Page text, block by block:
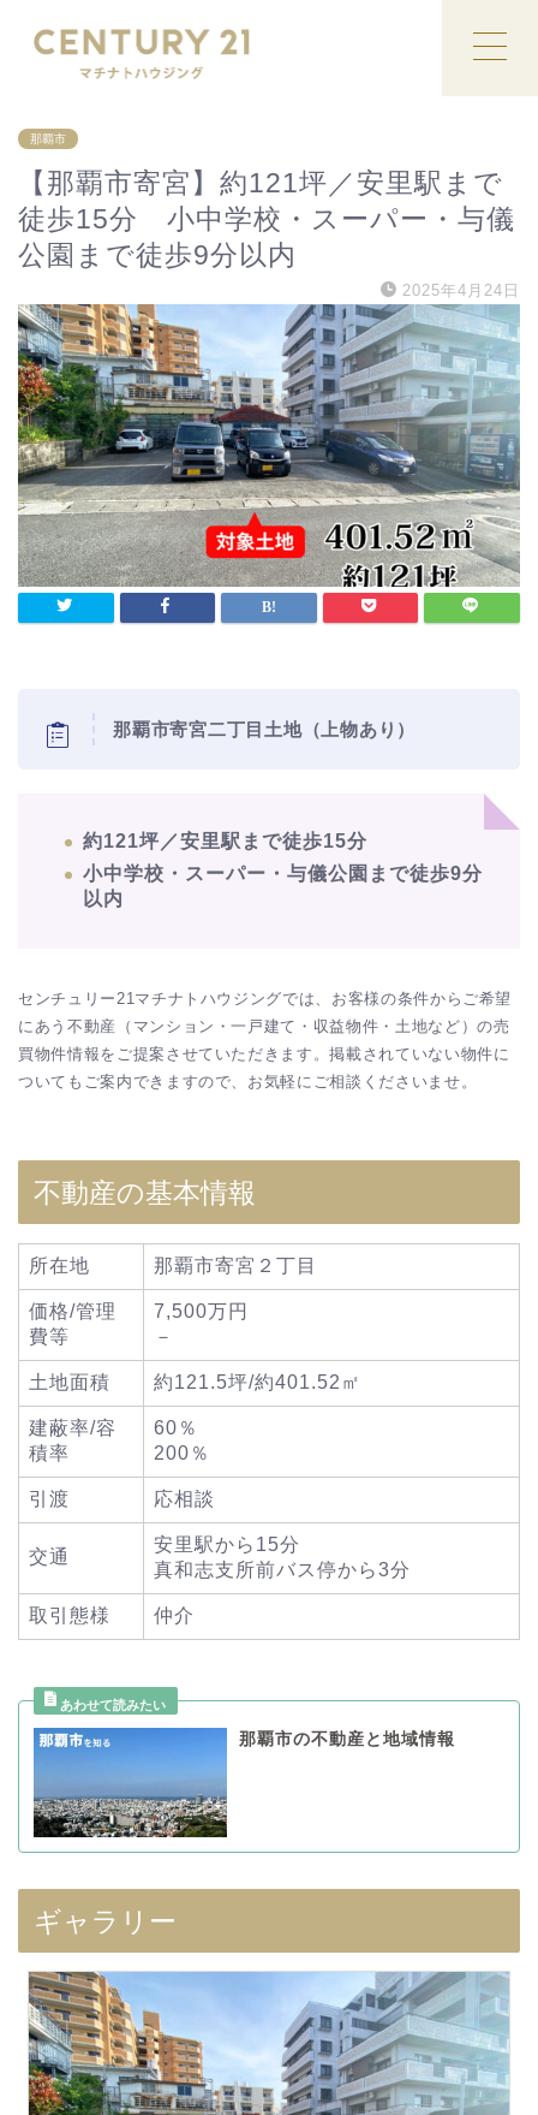
那覇市
【那覇市寄宮】約121坪／安里駅まで
徒歩15分 小中学校・スーパー・与儀
公園まで徒歩9分以内
2025年4月24日
那覇市寄宮二丁目土地（上物あり）
約121坪／安里駅まで徒歩15分
小中学校・スーパー・与儀公園まで徒歩9分
以内
センチュリー21マチナトハウジングでは、お客様の条件からご希望
にあう不動産（マンション・一戸建て・収益物件・土地など）の売
買物件情報をご提案させていただきます。掲載されていない物件に
ついてもご案内できますので、お気軽にご相談くださいませ。
不動産の基本情報
所在地 那覇市寄宮２丁目
価格/管理
費等
7,500万円
－
土地面積 約121.5坪/約401.52㎡
建蔽率/容
積率
60％
200％
引渡 応相談
交通
安里駅から15分
真和志支所前バス停から3分
取引態様 仲介
那覇市の不動産と地域情報
ギャラリー